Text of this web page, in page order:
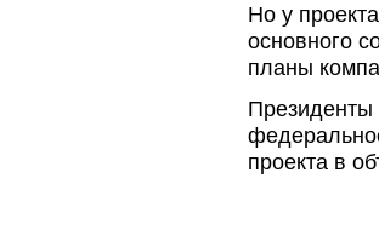
Но у
основного
планы
Президенты
проекта в